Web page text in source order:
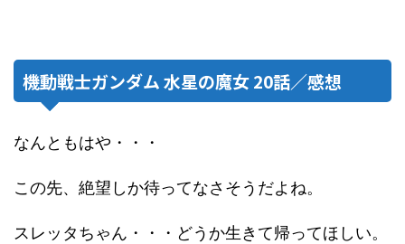
機動戦士ガンダム 水星の魔女 20話／感想
なんともはや・・・
この先、絶望しか待ってなさそうだよね。
スレッタちゃん・・・どうか生きて帰ってほしい。